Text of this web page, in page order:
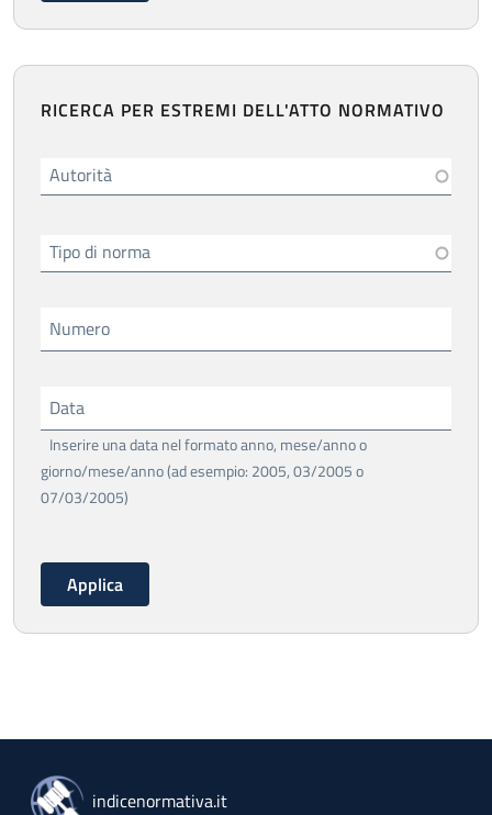
RICERCA PER ESTREMI DELL'ATTO NORMATIVO
Autorità
Tipo di norma
Numero
Data
Inserire una data nel formato anno, mese/anno o
giorno/mese/anno (ad esempio: 2005, 03/2005 o
07/03/2005)
indicenormativa.it